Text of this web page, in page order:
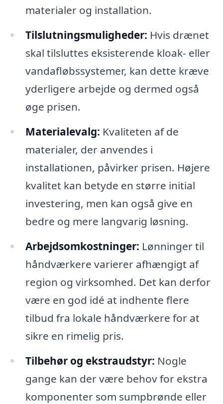
materialer og installation.
Tilslutningsmuligheder: Hvis drænet
skal tilsluttes eksisterende kloak- eller
vandafløbssystemer, kan dette kræve
yderligere arbejde og dermed også
øge prisen.
Materialevalg: Kvaliteten af de
materialer, der anvendes i
installationen, påvirker prisen. Højere
kvalitet kan betyde en større initial
investering, men kan også give en
bedre og mere langvarig løsning.
Arbejdsomkostninger: Lønninger til
håndværkere varierer afhængigt af
region og virksomhed. Det kan derfor
være en god idé at indhente flere
tilbud fra lokale håndværkere for at
sikre en rimelig pris.
Tilbehør og ekstraudstyr: Nogle
gange kan der være behov for ekstra
komponenter som sumpbrønde eller